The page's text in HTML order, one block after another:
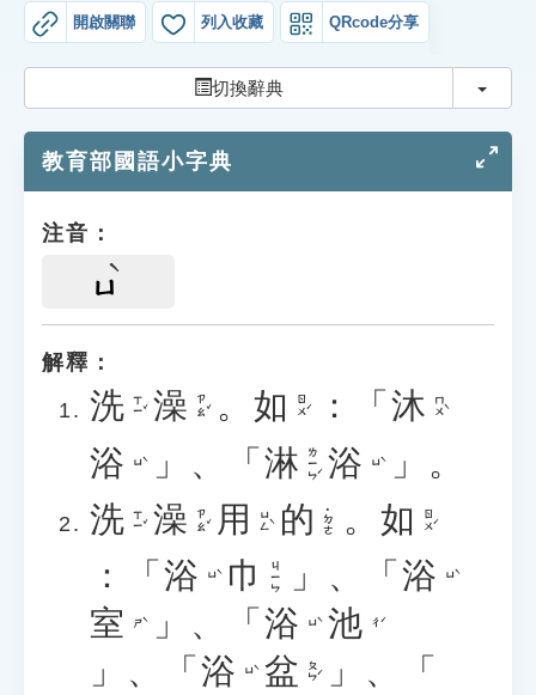
開啟關聯 列入收藏 QRcode分享
切換辭典 切換
教育部國語小字典
注音：
ㄩ
解釋：
洗 ㄒㄧˇ 澡 ㄗㄠˇ 。 如 ㄖㄨˊ ：「 沐 ㄇㄨˋ
浴 ㄩˋ 」、「 淋 ㄌㄧㄣˊ 浴 ㄩˋ
」。
洗 ㄒㄧˇ 澡 ㄗㄠˇ 用 ㄩㄥˋ 的 ˙ㄉㄜ 。 如 ㄖㄨˊ
：「 浴 ㄩˋ 巾 ㄐㄧㄣ 」、「 浴 ㄩˋ
室 ㄕˋ 」、「 浴 ㄩˋ 池 ㄔˊ
」、「 浴 ㄩˋ 盆 ㄆㄣˊ
」、「